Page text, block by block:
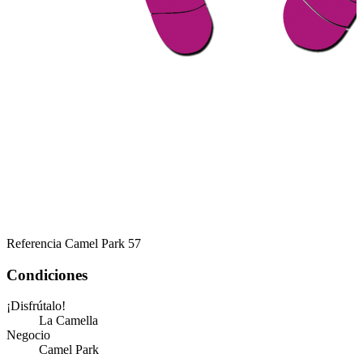
Referencia Camel Park 57
Condiciones
¡Disfrútalo!
La Camella
Negocio
Camel Park